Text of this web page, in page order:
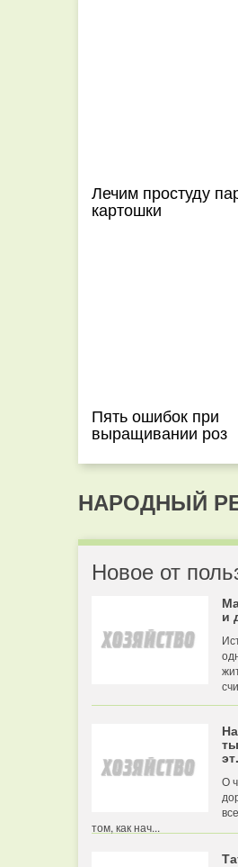
Лечим простуду
картошки
Пять ошибок при
выращивании роз
НАРОДНЫЙ
Новое от
и
О
том, как нач...